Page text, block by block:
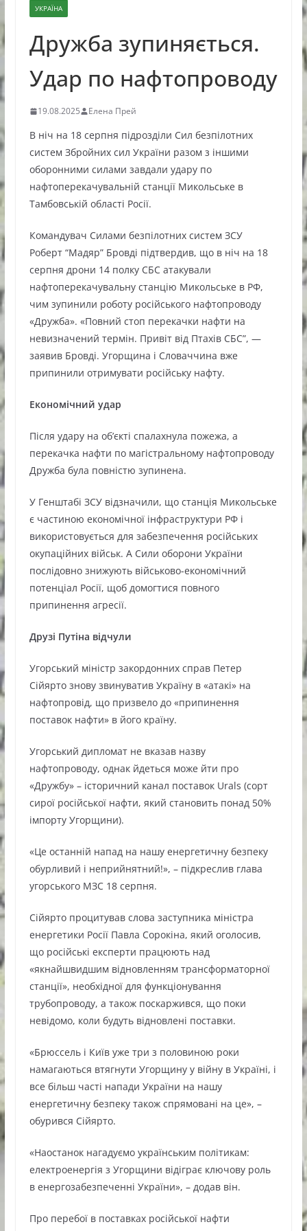
УКРАЇНА
Дружба зупиняється.
Удар по нафтопроводу
19.08.2025 Елена Прей
В ніч на 18 серпня підрозділи Сил безпілотних
систем Збройних сил України разом з іншими
оборонними силами завдали удару по
нафтоперекачувальній станції Микольське в
Тамбовській області Росії.
Командувач Силами безпілотних систем ЗСУ
Роберт “Мадяр” Бровді підтвердив, що в ніч на 18
серпня дрони 14 полку СБС атакували
нафтоперекачувальну станцію Микольське в РФ,
чим зупинили роботу російського нафтопроводу
«Дружба». «Повний стоп перекачки нафти на
невизначений термін. Привіт від Птахів СБС”, —
заявив Бровді. Угорщина і Словаччина вже
припинили отримувати російську нафту.
Економічний удар
Після удару на об’єкті спалахнула пожежа, а
перекачка нафти по магістральному нафтопроводу
Дружба була повністю зупинена.
У Генштабі ЗСУ відзначили, що станція Микольське
є частиною економічної інфраструктури РФ і
використовується для забезпечення російських
окупаційних військ. А Сили оборони України
послідовно знижують військово-економічний
потенціал Росії, щоб домогтися повного
припинення агресії.
Друзі Путіна відчули
Угорський міністр закордонних справ Петер
Сійярто знову звинуватив Україну в «атакі» на
нафтопровід, що призвело до «припинення
поставок нафти» в його країну.
Угорський дипломат не вказав назву
нафтопроводу, однак йдеться може йти про
«Дружбу» – історичний канал поставок Urals (сорт
сирої російської нафти, який становить понад 50%
імпорту Угорщини).
«Це останній напад на нашу енергетичну безпеку
обурливий і неприйнятний!», – підкреслив глава
угорського МЗС 18 серпня.
Сійярто процитував слова заступника міністра
енергетики Росії Павла Сорокіна, який оголосив,
що російські експерти працюють над
«якнайшвидшим відновленням трансформаторної
станції», необхідної для функціонування
трубопроводу, а також поскаржився, що поки
невідомо, коли будуть відновлені поставки.
«Брюссель і Київ уже три з половиною роки
намагаються втягнути Угорщину у війну в Україні, і
все більш часті напади України на нашу
енергетичну безпеку також спрямовані на це», –
обурився Сійярто.
«Наостанок нагадуємо українським політикам:
електроенергія з Угорщини відіграє ключову роль
в енергозабезпеченні України», – додав він.
Про перебої в поставках російської нафти